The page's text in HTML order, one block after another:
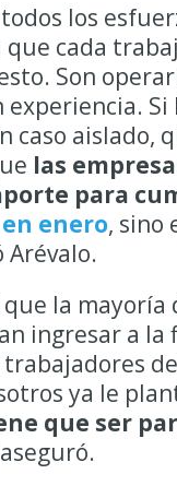
los
que cada
Son
experiencia. Si
caso aislado,
las
para
enero, sino
Arévalo.
la mayoría
ingresar a la
ya le
que ser
aseguró.